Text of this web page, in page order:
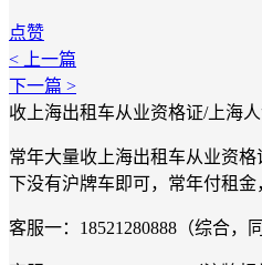
点赞
< 上一篇
下一篇 >
收上海出租车从业资格证/上海
常年大量收上海出租车从业资
下没有沪牌车即可，常年付租金
客服一：18521280888（综合，